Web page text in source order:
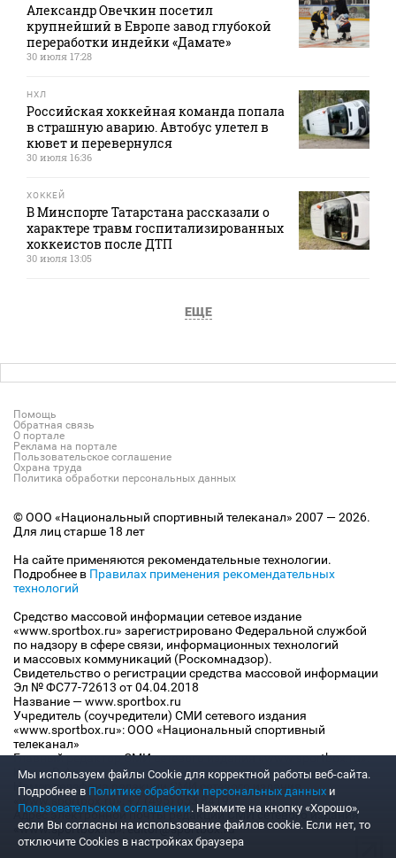
Александр Овечкин посетил
крупнейший в Европе завод глубокой
переработки индейки «Дамате»
30 июля 17:28
НХЛ
Российская хоккейная команда попала
в страшную аварию. Автобус улетел в
кювет и перевернулся
30 июля 16:36
ХОККЕЙ
В Минспорте Татарстана рассказали о
характере травм госпитализированных
хоккеистов после ДТП
30 июля 13:05
ЕЩЕ
Помощь
Обратная связь
О портале
Реклама на портале
Пользовательское соглашение
Охрана труда
Политика обработки персональных данных
© ООО «Национальный спортивный телеканал» 2007 — 2026.
Для лиц старше 18 лет
На сайте применяются рекомендательные технологии.
Подробнее в Правилах применения рекомендательных
технологий
Средство массовой информации сетевое издание
«www.sportbox.ru» зарегистрировано Федеральной службой
по надзору в сфере связи, информационных технологий
и массовых коммуникаций (Роскомнадзор).
Свидетельство о регистрации средства массовой информации
Эл № ФС77-72613 от 04.04.2018
Название — www.sportbox.ru
Учредитель (соучредители) СМИ сетевого издания
«www.sportbox.ru»: ООО «Национальный спортивный
телеканал»
Главный редактор СМИ сетевого издания «www.sportbox.ru»:
Конов В.А.
Номер телефона редакции СМИ сетевого издания
«www.sportbox.ru»: +7 (495) 653 8419
Адрес электронной почты редакции СМИ сетевого издания
«www.sportbox.ru»: editor@sportbox.ru
Мы используем файлы Сookie для корректной работы веб-сайта.
Подробнее в Политике обработки персональных данных и
Пользовательском соглашении. Нажмите на кнопку «Хорошо»,
если Вы согласны на использование файлов cookie. Если нет, то
отключите Cookies в настройках браузера